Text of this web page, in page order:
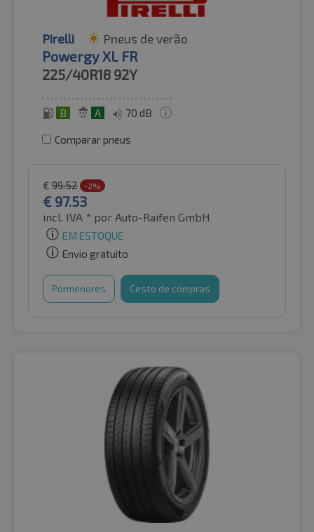
Pirelli Pneus de verão
Powergy XL FR
225/40R18 92Y
B A 70 dB
Comparar pneus
€ 99.52 -2%
€ 97.53
incl. IVA * por Auto-Raifen GmbH
EM ESTOQUE
Envio gratuito
Pormenores Cesto de compras